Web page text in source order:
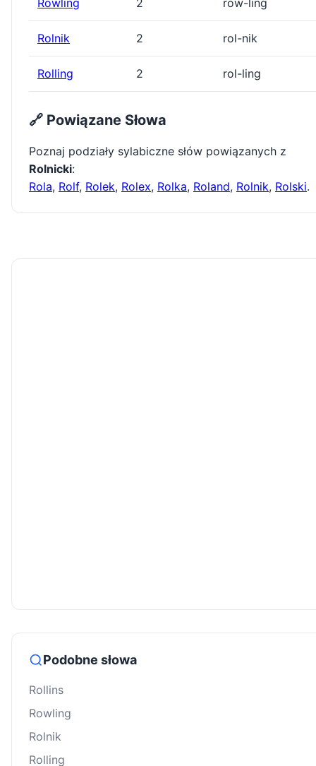
Rowling 2 row-ling
Rolnik 2 rol-nik
Rolling 2 rol-ling
🔗 Powiązane Słowa
Poznaj podziały sylabiczne słów powiązanych z
Rolnicki:
Rola, Rolf, Rolek, Rolex, Rolka, Roland, Rolnik, Rolski.
Podobne słowa
Rollins
Rowling
Rolnik
Rolling